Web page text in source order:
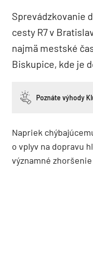
Sprevádzkovanie
cesty R7 v
najmä mestské
Biskupice, kde je
Poznáte výhody
Napriek
o vplyv na dopravu
významné